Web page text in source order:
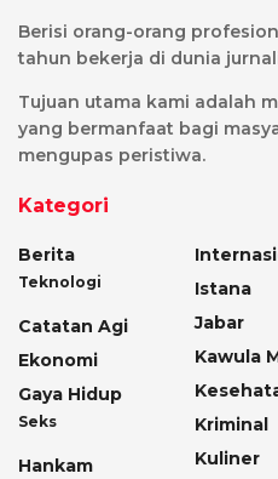
Berisi orang-orang
tahun bekerja di dunia
Tujuan utama kami adalah
yang bermanfaat bagi
mengupas peristiwa.
Kategori
Berita
Teknologi
Catatan Agi
Ekonomi
Gaya Hidup
Seks
Hankam
Istana
Jabar
Kawula
Kriminal
Kuliner